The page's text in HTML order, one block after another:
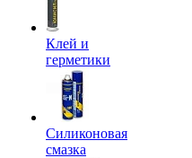
Клей и
герметики
Силиконовая
смазка